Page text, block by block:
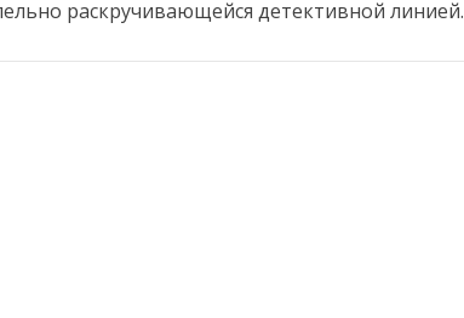
раскручивающейся детективной линией.